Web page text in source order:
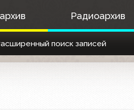
Радиоархив
поиск записей